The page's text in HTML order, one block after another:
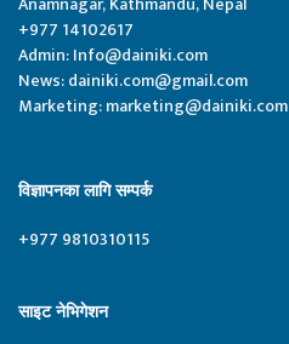
+977 14102617
Admin:Info@dainiki.com
News:dainiki.com@gmail.com
Marketing:marketing@dainiki.com
विज्ञापनका लागि सम्पर्क
+977 9810310115
साइट नेभिगेशन